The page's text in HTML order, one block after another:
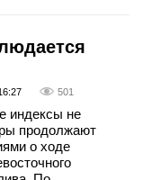
501
индексы не
продолжают
о ходе